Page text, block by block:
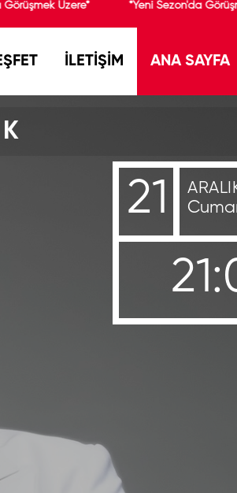
Üzere* *Yeni Sezon'da
İLETİŞİM ANA SAYFA
21